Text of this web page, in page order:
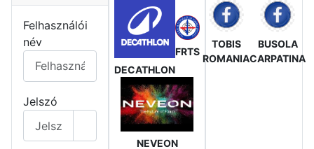
Felhasználói
név
Jelszó
Jelszó megjelenítése
DECATHLON
FRTS
NEVEON
TOBIS
ROMANIA
BUSOLA
CARPATINA